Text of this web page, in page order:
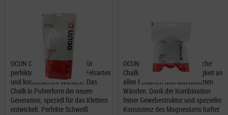
OCUN Crushed Chalk sorgt für
perfekte Griffigkeit an allen Felsarten
und konstruierten Wänden. Das
Chalk in Pulverform der neuen
Generation, speziell für das Klettern
entwickelt. Perfekte Schweiß
OCUN Chalk Ball sind praktische
Chalk Bälle für perfekte Griffigkeit an
allen Felsarten und konstruierten
Wänden. Dank der Kombination
feiner Gewebestruktur und spezieller
Konsistenz des Magnesiums haftet